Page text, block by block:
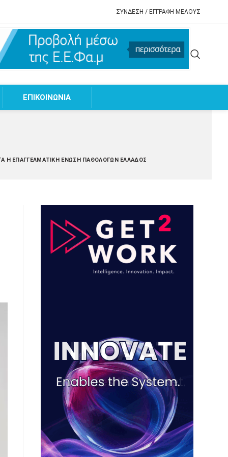
ΣΥΝΔΕΣΗ / ΕΓΓΡΑΦΗ ΜΕΛΟΥΣ
EΠΙΚΟΙΝΩΝΙΑ
Η ΕΠΑΓΓΕΛΜΑΤΙΚΉ ΈΝΩΣΗ ΠΑΘΟΛΌΓΩΝ ΕΛΛΆΔΟΣ